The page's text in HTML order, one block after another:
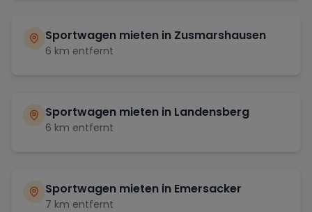
Sportwagen mieten in Zusmarshausen
6 km entfernt
Sportwagen mieten in Landensberg
6 km entfernt
Sportwagen mieten in Emersacker
7 km entfernt